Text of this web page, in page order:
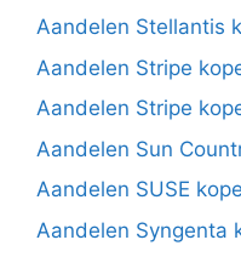
Aandelen Stellantis
Aandelen Stripe
Aandelen Stripe
Aandelen Sun
Aandelen SUSE
Aandelen Syngenta